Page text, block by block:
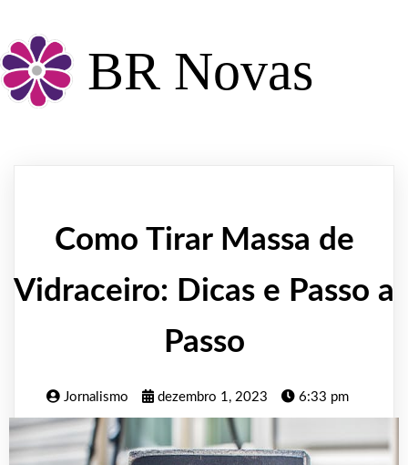
BR Novas
Como Tirar Massa de
Vidraceiro: Dicas e Passo a
Passo
Jornalismo dezembro 1, 2023 6:33 pm